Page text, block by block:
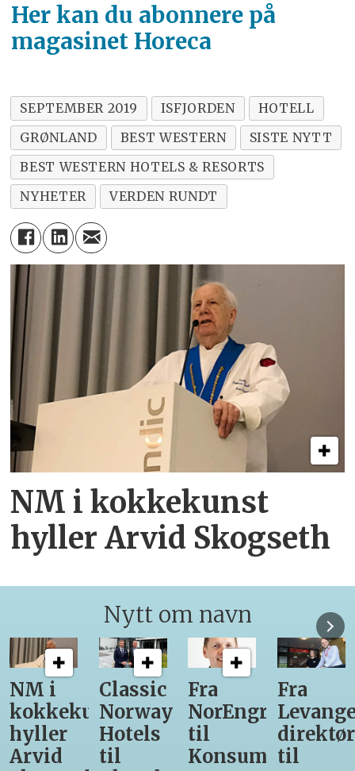
Her kan du abonnere på
magasinet Horeca
SEPTEMBER 2019 ISFJORDEN
HOTELL
GRØNLAND
BEST WESTERN
SISTE NYTT
BEST WESTERN HOTELS & RESORTS
NYHETER
VERDEN RUNDT
NM i kokkekunst
hyller Arvid Skogseth
Nytt om navn
Classic
Norway
Hotels
til
Fra
NorEngros
til
Konsumgruppen
Fra
Levanger-
direktør
til
12
får
være